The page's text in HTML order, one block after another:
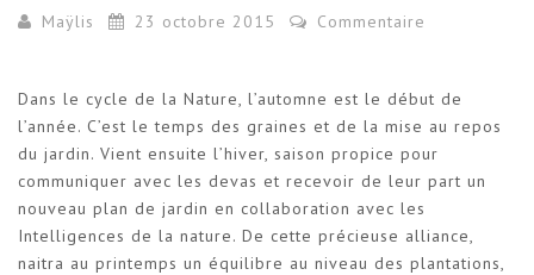
Maÿlis 23 octobre 2015 Commentaire
Dans le cycle de la Nature, l’automne est le début de
l’année. C’est le temps des graines et de la mise au repos
du jardin. Vient ensuite l’hiver, saison propice pour
communiquer avec les devas et recevoir de leur part un
nouveau plan de jardin en collaboration avec les
Intelligences de la nature. De cette précieuse alliance,
naitra au printemps un équilibre au niveau des plantations,